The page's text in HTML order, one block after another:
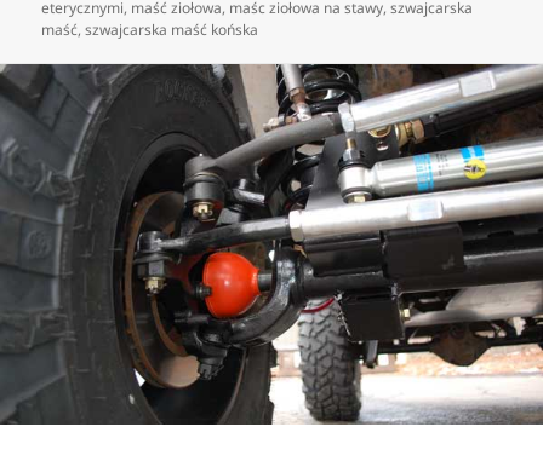
eterycznymi, maść ziołowa, maśc ziołowa na stawy,szwajcarska
maść,szwajcarska maść końska